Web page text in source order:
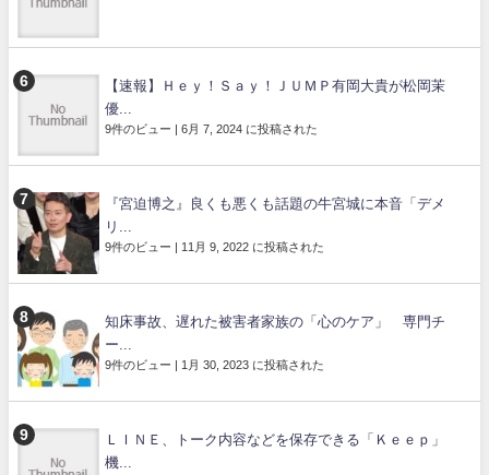
【速報】Ｈｅｙ！Ｓａｙ！ＪＵＭＰ有岡大貴が松岡茉
優...
9件のビュー | 6月 7, 2024 に投稿された
『宮迫博之』良くも悪くも話題の牛宮城に本音「デメ
リ...
9件のビュー | 11月 9, 2022 に投稿された
知床事故、遅れた被害者家族の「心のケア」 専門チ
ー...
9件のビュー | 1月 30, 2023 に投稿された
ＬＩＮＥ、トーク内容などを保存できる「Ｋｅｅｐ」
機...